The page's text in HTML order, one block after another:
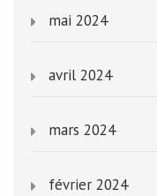
mai 2024
avril 2024
mars 2024
février 2024